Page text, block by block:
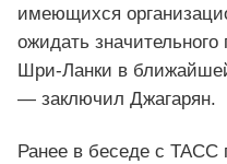
имеющихся
ожидать
Шри-Ланки в
— заключил Джагарян.
Ранее в беседе с